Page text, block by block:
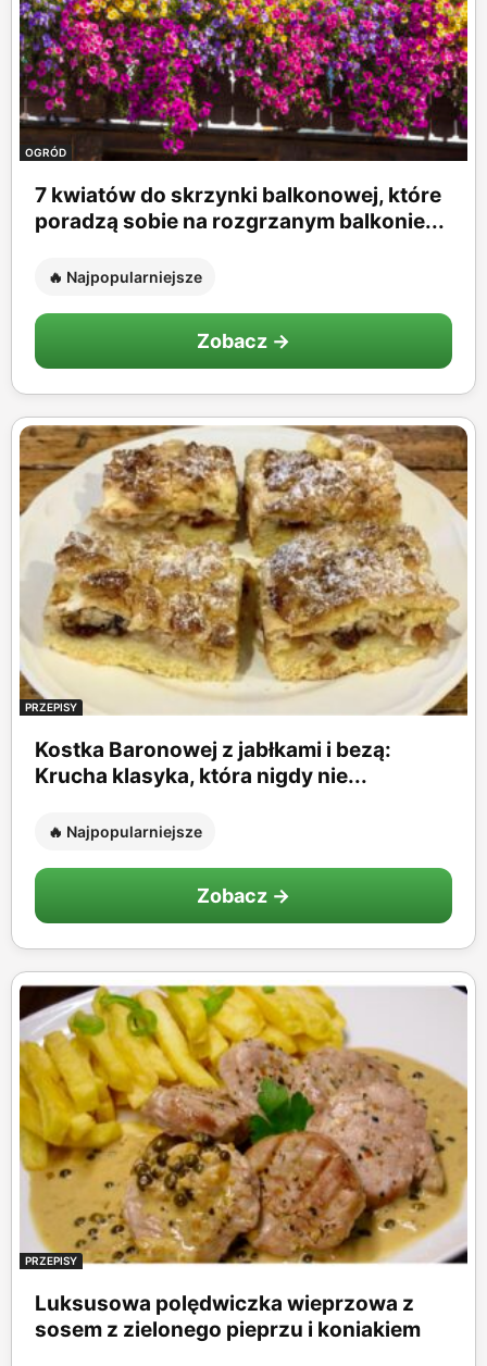
OGRÓD
7 kwiatów do skrzynki balkonowej, które
poradzą sobie na rozgrzanym balkonie...
🔥 Najpopularniejsze
Zobacz →
PRZEPISY
Kostka Baronowej z jabłkami i bezą:
Krucha klasyka, która nigdy nie...
🔥 Najpopularniejsze
Zobacz →
PRZEPISY
Luksusowa polędwiczka wieprzowa z
sosem z zielonego pieprzu i koniakiem